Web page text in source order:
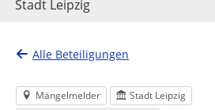
Stadt Leipzig
Alle Beteiligungen
Mängelmelder
Stadt Leipzig